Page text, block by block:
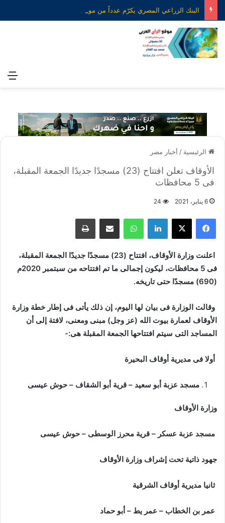
الرئيسية / أخبار مصر
الأوقاف تعلن افتتاح (23) مسجدًا جديدًا الجمعة المقبلة،
فى 5 محافظات
6 يناير، 2021 24
فيسبوك X لينكدإن واتساب مشاركة عبر البريد طباعة
اعلنت وزارة الأوقاف، افتتاح (23) مسجدًا جديدًا الجمعة المقبلة،
فى 5 محافظات، ليكون إجمالى ما تم افتتاحه من سبتمبر 2020م
(690) مسجدًا حتى تاريخه
.
وقالت الوزارة فى بيان لها اليوم، إن ذلك يأتى فى إطار خطة وزارة
الأوقاف لعمارة بيوت الله (عز وجل) مبنى ومعنى، لافتة إلى أن
المساجد التى سيتم افتتاحها الجمعة المقبلة هى:-
أولا فى مديرية أوقاف البحيرة
مسجد عزبة أبو سعيد – قرية أبو الشقاف – حوش عيسى
وزارة الأوقاف
مسجد عزبة عسكر – قرية محرز الوسطى – حوش عيسى
جهود ذاتية تحت إشراف وزارة الأوقاف
ثانيا مديرية أوقاف الشرقية
عمر بن الخطاب – عمر يط – أبو حماد